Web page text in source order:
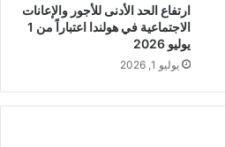
ارتفاع الحد الأدنى للأجور والإعانات
الاجتماعية في هولندا اعتباراً من 1
يوليو 2026
يوليو 1, 2026